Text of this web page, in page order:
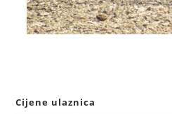
Cijene ulaznica